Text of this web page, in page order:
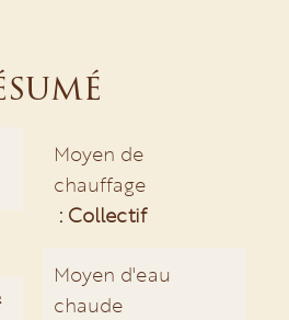
Moyen de
chauffage
Collectif
Moyen d'eau
chaude